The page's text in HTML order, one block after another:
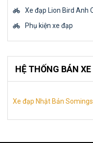
Xe đạp Lion Bird Anh
Phụ kiện xe đạp
HỆ THỐNG BÁN
Xe đạp Nhật Bản